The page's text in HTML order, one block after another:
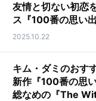
友情と切ない初恋
ス『100番の思い出
2025.10.22
キム・ダミのおす
新作『100番の思
総なめの『The